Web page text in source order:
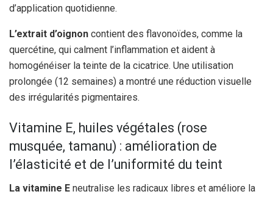
d’application quotidienne.
L’extrait d’oignon contient des flavonoïdes, comme la
quercétine, qui calment l’inflammation et aident à
homogénéiser la teinte de la cicatrice. Une utilisation
prolongée (12 semaines) a montré une réduction visuelle
des irrégularités pigmentaires.
Vitamine E, huiles végétales (rose
musquée, tamanu) : amélioration de
l’élasticité et de l’uniformité du teint
La vitamine E neutralise les radicaux libres et améliore la